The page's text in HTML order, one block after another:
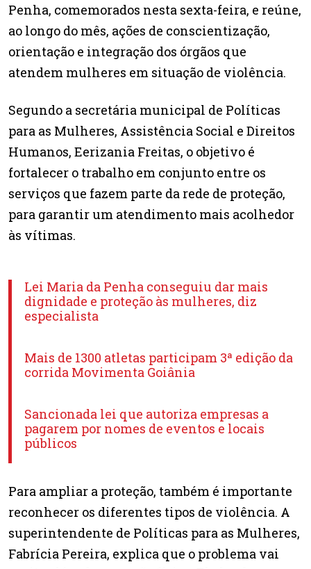
Penha, comemorados nesta sexta-feira, e reúne,
ao longo do mês, ações de conscientização,
orientação e integração dos órgãos que
atendem mulheres em situação de violência.
Segundo a secretária municipal de Políticas
para as Mulheres, Assistência Social e Direitos
Humanos, Eerizania Freitas, o objetivo é
fortalecer o trabalho em conjunto entre os
serviços que fazem parte da rede de proteção,
para garantir um atendimento mais acolhedor
às vítimas.
Lei Maria da Penha conseguiu dar mais
dignidade e proteção às mulheres, diz
especialista
Mais de 1300 atletas participam 3ª edição da
corrida Movimenta Goiânia
Sancionada lei que autoriza empresas a
pagarem por nomes de eventos e locais
públicos
Para ampliar a proteção, também é importante
reconhecer os diferentes tipos de violência. A
superintendente de Políticas para as Mulheres,
Fabrícia Pereira, explica que o problema vai